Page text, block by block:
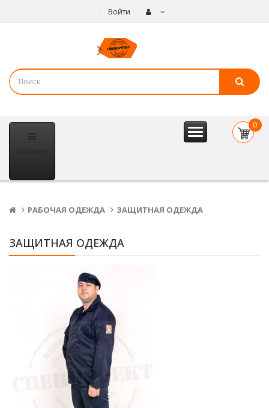
Войти
0
РАБОЧАЯ ОДЕЖДА ЗАЩИТНАЯ ОДЕЖДА
ЗАЩИТНАЯ ОДЕЖДА